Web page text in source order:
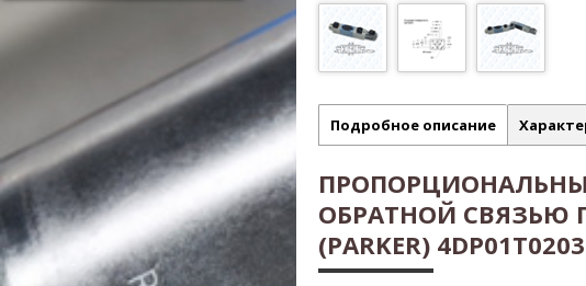
Подробное описание
ОБРАТНОЙ СВЯЗЬЮ
(PARKER)